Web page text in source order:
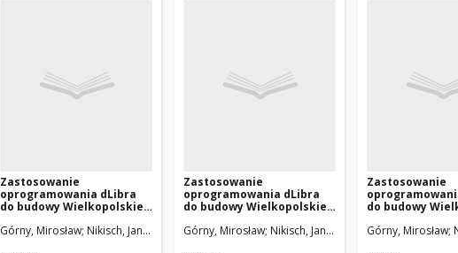
Gruszczyński, Paweł Mazurek, Cezary Stroiński, Maciej Swędrzyński, Andrzej
Zastosowanie
oprogramowania dLibra
do budowy Wielkopolskiej
Górny, Mirosław Nikisch, Jan Andrzej Gruszczyński, Paweł Mazurek, Cezary Stroiński,
Zastosowanie
oprogramowania dLibra
do budowy Wielkopolskiej
Górny, Mirosław Nikisch, Jan Andrzej Gruszczyński,
Zastosowanie
do budowy
Górny, Mirosław